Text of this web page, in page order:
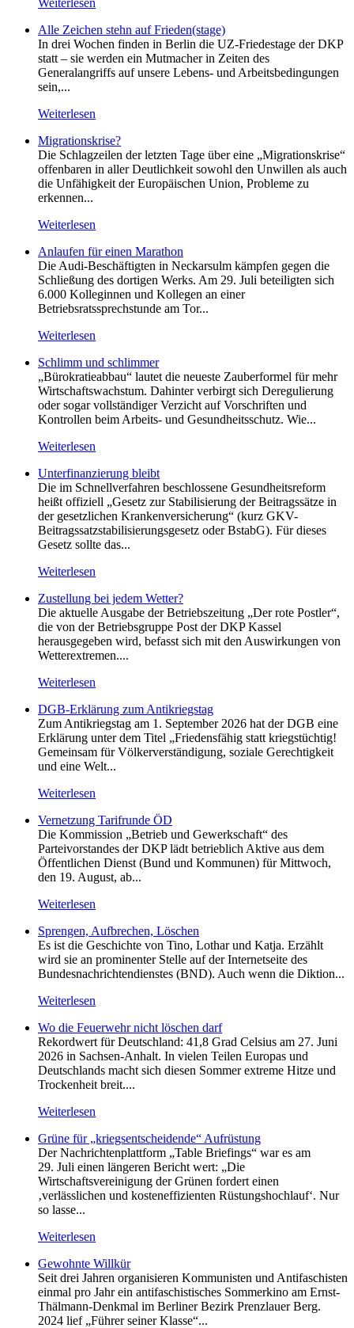
Alle Zeichen stehn auf Frieden(stage)
In drei Wochen finden in Berlin die UZ-Friedestage der DKP
statt – sie werden ein Mutmacher in Zeiten des
Generalangriffs auf unsere Lebens- und Arbeitsbedingungen
sein,...
Weiterlesen
Migrationskrise?
Die Schlagzeilen der letzten Tage über eine „Migrationskrise“
offenbaren in aller Deutlichkeit sowohl den Unwillen als auch
die Unfähigkeit der Europäischen Union, Probleme zu
erkennen...
Weiterlesen
Anlaufen für einen Marathon
Die Audi-Beschäftigten in Neckarsulm kämpfen gegen die
Schließung des dortigen Werks. Am 29. Juli beteiligten sich
6.000 Kolleginnen und Kollegen an einer
Betriebsratssprechstunde am Tor...
Weiterlesen
Schlimm und schlimmer
„Bürokratieabbau“ lautet die neueste Zauberformel für mehr
Wirtschaftswachstum. Dahinter verbirgt sich Deregulierung
oder sogar vollständiger Verzicht auf Vorschriften und
Kontrollen beim Arbeits- und Gesundheitsschutz. Wie...
Weiterlesen
Unterfinanzierung bleibt
Die im Schnellverfahren beschlossene Gesundheitsreform
heißt offiziell „Gesetz zur Stabilisierung der Beitragssätze in
der gesetzlichen Krankenversicherung“ (kurz GKV-
Beitragssatzstabilisierungsgesetz oder BstabG). Für dieses
Gesetz sollte das...
Weiterlesen
Zustellung bei jedem Wetter?
Die aktuelle Ausgabe der Betriebszeitung „Der rote Postler“,
die von der Betriebsgruppe Post der DKP Kassel
herausgegeben wird, befasst sich mit den Auswirkungen von
Wetterextremen....
Weiterlesen
DGB-Erklärung zum Antikriegstag
Zum Antikriegstag am 1. September 2026 hat der DGB eine
Erklärung unter dem Titel „Friedensfähig statt kriegstüchtig!
Gemeinsam für Völkerverständigung, soziale Gerechtigkeit
und eine Welt...
Weiterlesen
Vernetzung Tarifrunde ÖD
Die Kommission „Betrieb und Gewerkschaft“ des
Parteivorstandes der DKP lädt betrieblich Aktive aus dem
Öffentlichen Dienst (Bund und Kommunen) für Mittwoch,
den 19. August, ab...
Weiterlesen
Sprengen, Aufbrechen, Löschen
Es ist die Geschichte von Tino, Lothar und Katja. Erzählt
wird sie an prominenter Stelle auf der Internetseite des
Bundesnachrichtendienstes (BND). Auch wenn die Diktion...
Weiterlesen
Wo die Feuerwehr nicht löschen darf
Rekordwert für Deutschland: 41,8 Grad Celsius am 27. Juni
2026 in Sachsen-Anhalt. In vielen Teilen Europas und
Deutschlands macht sich diesen Sommer extreme Hitze und
Trockenheit breit....
Weiterlesen
Grüne für „kriegsentscheidende“ Aufrüstung
Der Nachrichtenplattform „Table Briefings“ war es am
29. Juli einen längeren Bericht wert: „Die
Wirtschaftsvereinigung der Grünen fordert einen
‚verlässlichen und kosteneffizienten Rüstungshochlauf‘. Nur
so lasse...
Weiterlesen
Gewohnte Willkür
Seit drei Jahren organisieren Kommunisten und Antifaschisten
einmal pro Jahr ein antifaschistisches Sommerkino am Ernst-
Thälmann-Denkmal im Berliner Bezirk Prenzlauer Berg.
2024 lief „Führer seiner Klasse“...